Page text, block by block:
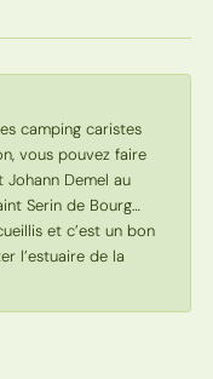
camping caristes
vous pouvez faire
Demel au
Serin de Bourg…
et c’est un bon
l’estuaire de la